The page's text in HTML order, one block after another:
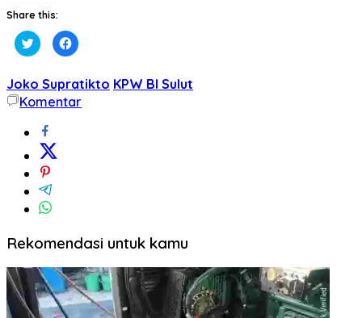
Share this:
Klik
untuk
berbagi
Twitter(Membuka
di
jendela
yang
Klik
untuk
Facebook(Membuka
di
jendela
yang
Joko Supratikto KPW BI Sulut
Komentar
Rekomendasi untuk kamu